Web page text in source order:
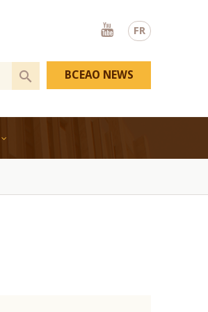
FR
Youtube
BCEAO NEWS